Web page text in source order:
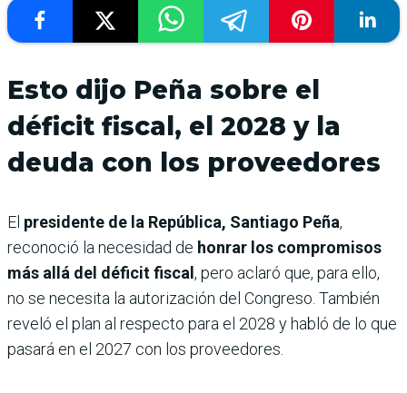
Esto dijo Peña sobre el
déficit fiscal, el 2028 y la
deuda con los proveedores
El presidente de la República, Santiago Peña,
reconoció la necesidad de honrar los compromisos
más allá del déficit fiscal , pero aclaró que, para ello,
no se necesita la autorización del Congreso. También
reveló el plan al respecto para el 2028 y habló de lo que
pasará en el 2027 con los proveedores.